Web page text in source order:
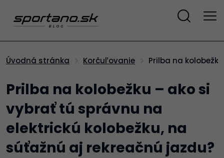
Úvodná stránka Korčuľovanie Prilba na
Prilba na kolobežku – ako si
vybrať tú správnu na
elektrickú kolobežku, na
súťažnú aj rekreačnú jazdu?